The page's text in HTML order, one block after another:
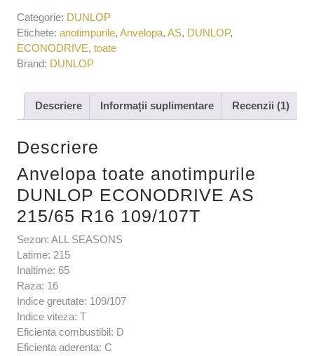
Categorie: DUNLOP
Etichete: anotimpurile, Anvelopa, AS, DUNLOP,
ECONODRIVE, toate
Brand: DUNLOP
Descriere Informații suplimentare Recenzii (1)
Descriere
Anvelopa toate anotimpurile
DUNLOP ECONODRIVE AS
215/65 R16 109/107T
Sezon: ALL SEASONS
Latime: 215
Inaltime: 65
Raza: 16
Indice greutate: 109/107
Indice viteza: T
Eficienta combustibil: D
Eficienta aderenta: C